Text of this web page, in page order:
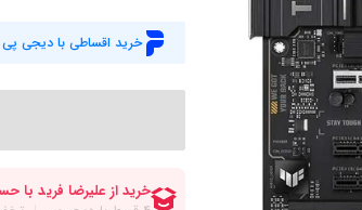
وبکم
اکسسوری
پاوربانک
خرید اقساطی با دیجی پی